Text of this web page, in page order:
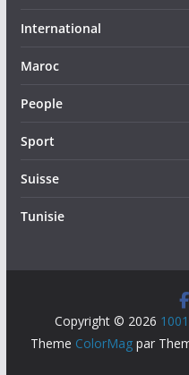
International
Maroc
People
Sport
Suisse
Tunisie
Copyright © 2026
Theme ColorMagpar